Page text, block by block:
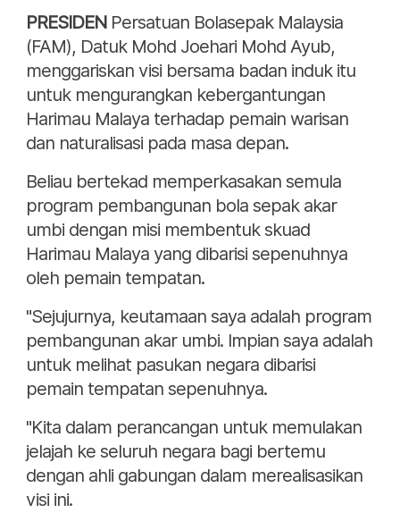
PRESIDEN Persatuan Bolasepak Malaysia
(FAM), Datuk Mohd Joehari Mohd Ayub,
menggariskan visi bersama badan induk itu
untuk mengurangkan kebergantungan
Harimau Malaya terhadap pemain warisan
dan naturalisasi pada masa depan.
Beliau bertekad memperkasakan semula
program pembangunan bola sepak akar
umbi dengan misi membentuk skuad
Harimau Malaya yang dibarisi sepenuhnya
oleh pemain tempatan.
"Sejujurnya, keutamaan saya adalah program
pembangunan akar umbi. Impian saya adalah
untuk melihat pasukan negara dibarisi
pemain tempatan sepenuhnya.
"Kita dalam perancangan untuk memulakan
jelajah ke seluruh negara bagi bertemu
dengan ahli gabungan dalam merealisasikan
visi ini.